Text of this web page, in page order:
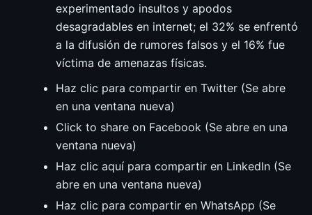
experimentado insultos y apodos
desagradables en internet; el 32% se enfrentó
a la difusión de rumores falsos y el 16% fue
víctima de amenazas físicas.
Haz clic para compartir en Twitter (Se abre
en una ventana nueva)
Click to share on Facebook (Se abre en una
ventana nueva)
Haz clic aquí para compartir en LinkedIn (Se
abre en una ventana nueva)
Haz clic para compartir en WhatsApp (Se